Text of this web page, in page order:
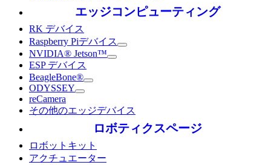
エッジコンピューティング
RK デバイス
Raspberry Piデバイス
NVIDIA® Jetson™
ESP デバイス
BeagleBone®
ODYSSEY
reCamera
その他のエッジデバイス
ロボティクスページ
ロボットキット
アクチュエーター